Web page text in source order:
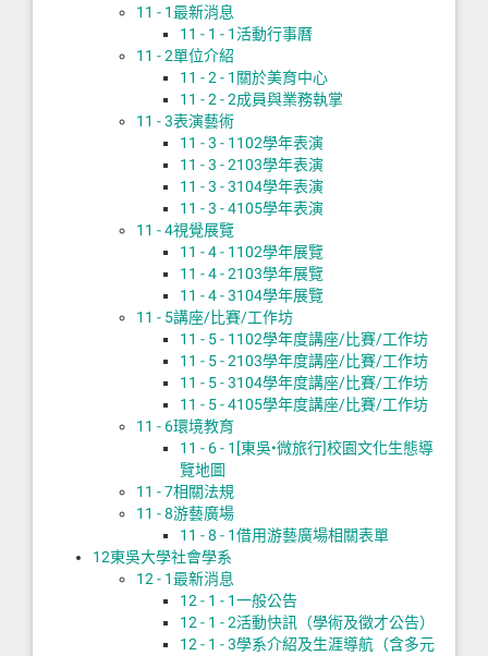
11 - 1最新消息
11 - 1 - 1活動行事曆
11 - 2單位介紹
11 - 2 - 1 關於美育中心
11 - 2 - 2成員與業務執掌
11 - 3表演藝術
11 - 3 - 1 102學年表演
11 - 3 - 2103學年表演
11 - 3 - 3104學年表演
11 - 3 - 4105學年表演
11 - 4視覺展覽
11 - 4 - 1 102學年展覽
11 - 4 - 2103學年展覽
11 - 4 - 3104學年展覽
11 - 5講座/比賽/工作坊
11 - 5 - 1 102學年度講座/比賽/工作坊
11 - 5 - 2103學年度講座/比賽/工作坊
11 - 5 - 3104學年度講座/比賽/工作坊
11 - 5 - 4105學年度講座/比賽/工作坊
11 - 6環境教育
11 - 6 - 1 [東吳•微旅行]校園文化生態導
覽地圖
11 - 7相關法規
11 - 8游藝廣場
11 - 8 - 1借用游藝廣場相關表單
12東吳大學社會學系
12 - 1最新消息
12 - 1 - 1一般公告
12 - 1 - 2活動快訊（學術及徵才公告）
12 - 1 - 3學系介紹及生涯導航（含多元